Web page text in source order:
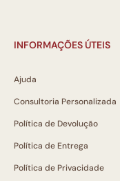
INFORMAÇÕES ÚTEIS
Ajuda
Consultoria Personalizada
Política de Devolução
Política de Entrega
Política de Privacidade